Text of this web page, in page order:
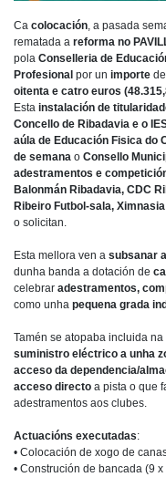
Ca colocación, a pasada
rematada a reforma no
pola Conselleria de
Profesional por un importe de
oitenta e catro euros
Esta instalación de
Concello de Ribadavia e o
aúla de Educación Fisica do
de semana o Consello
adestramentos e
Balonmán Ribadavia, CDC
Ribeiro Futbol-sala,
o solicitan.
Esta mellora ven a subsanar
dunha banda a dotación de
celebrar adestramentos,
como unha pequena grada
Tamén se atopaba incluida na
suministro eléctrico a unha
acceso da dependencia/
acceso directo a pista o que
adestramentos aos clubes.
Actuacións executadas:
• Colocación de xogo de
• Construción de bancada (9